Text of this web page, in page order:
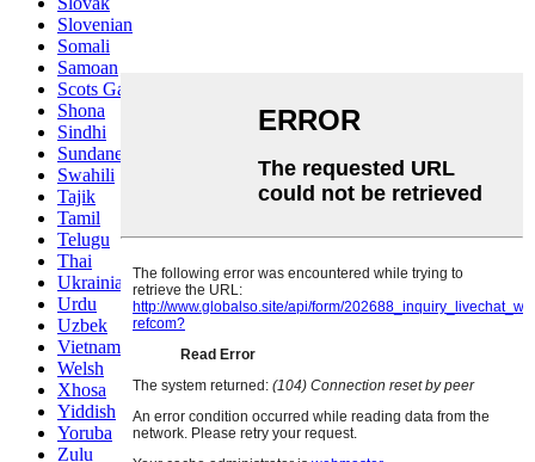
Slovenian
Somali
Samoan
Scots Gaelic
Shona
Sindhi
Sundanese
Swahili
Tajik
Tamil
Telugu
Thai
Ukrainian
Urdu
Uzbek
Vietnamese
Welsh
Xhosa
Yiddish
Yoruba
Zulu